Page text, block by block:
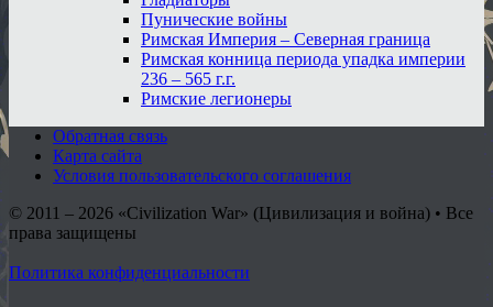
Пунические войны
Римская Империя – Северная граница
Римская конница периода упадка империи
236 – 565 г.г.
Римские легионеры
Обратная связь
Карта сайта
Условия пользовательского соглашения
© 2011 – 2026 «Civilization War» (Цивилизация и война) • Все
права защищены
Политика конфиденциальности